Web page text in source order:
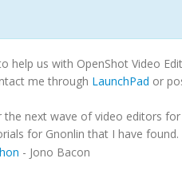
us with OpenShot Video
me through LaunchPad or
next wave of video editors
for Gnonlin that I have found.
- Jono Bacon